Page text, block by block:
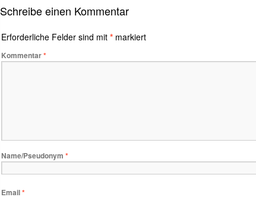
Schreibe einen Kommentar
Erforderliche Felder sind mit* markiert
Kommentar*
Name/Pseudonym*
Email*